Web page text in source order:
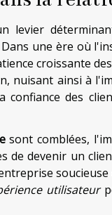
levier
une ère où
croissante
ainsi à
des
sont comblées,
de devenir un
utilisateur